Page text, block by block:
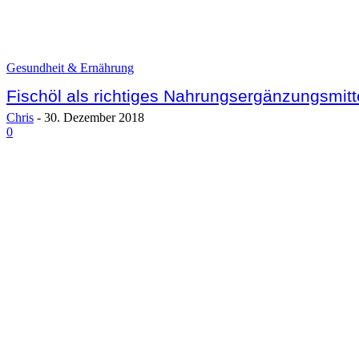
Gesundheit & Ernährung
Fischöl als richtiges
Chris - 30. Dezember 2018
0